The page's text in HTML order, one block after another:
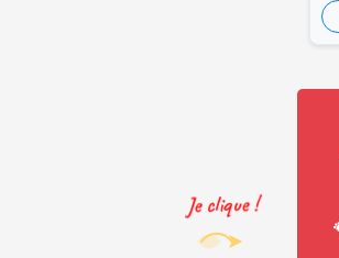
Je clique !